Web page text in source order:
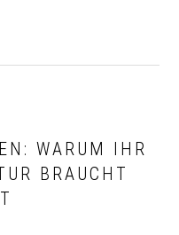
WARUM IHR
BRAUCHT